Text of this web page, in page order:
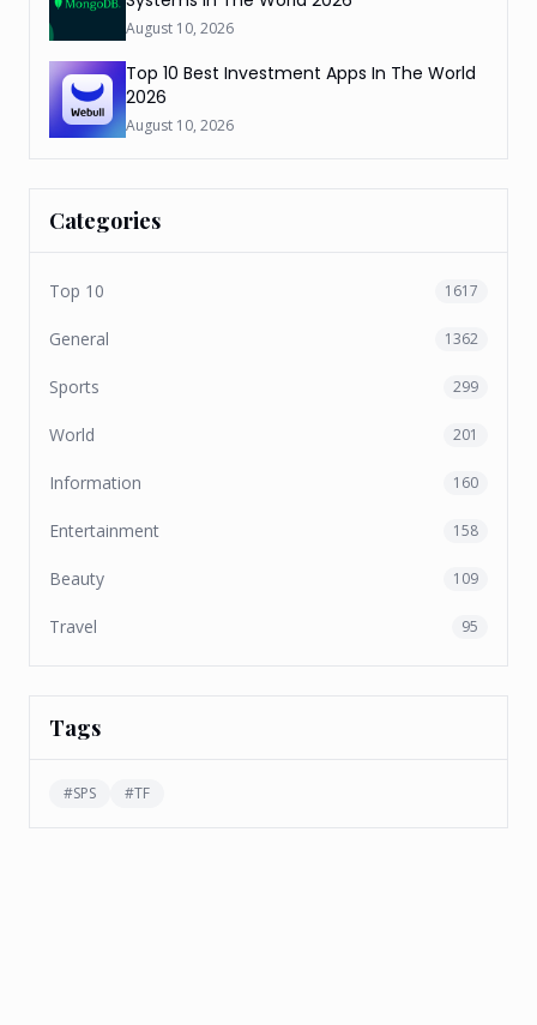
August 10, 2026
Top 10 Best Investment Apps In The World
2026
August 10, 2026
Categories
Top 10 1617
General 1362
Sports 299
World 201
Information 160
Entertainment 158
Beauty 109
Travel 95
Tags
#SPS #TF